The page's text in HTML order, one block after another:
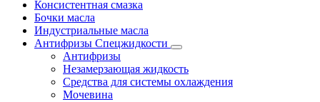
Консистентная смазка
Бочки масла
Индустриальные масла
Антифризы Спецжидкости
Антифризы
Незамерзающая жидкость
Средства для системы охлаждения
Мочевина